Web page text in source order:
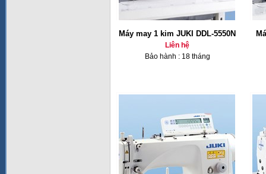
Máy may 1 kim JUKI DDL-5550N
Liên hệ
Bảo hành : 18 tháng